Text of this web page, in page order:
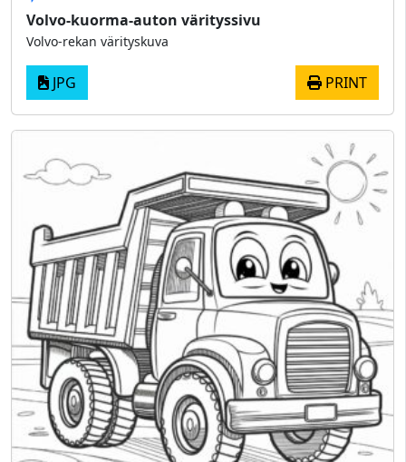
Volvo-kuorma-auton värityssivu
Volvo-rekan värityskuva
JPG PRINT